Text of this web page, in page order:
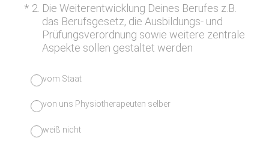
* 2 Die Weiterentwicklung Deines Berufes z.B.
das Berufsgesetz, die Ausbildungs- und
Prüfungsverordnung sowie weitere zentrale
Aspekte sollen gestaltet werden
(Erforderlich.)
vom Staat
von uns Physiotherapeuten selber
weiß nicht